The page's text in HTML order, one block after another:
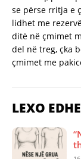
se përse rritja e
lidhet me
ditë në çmimet
del në treg, çka
çmimet me
LEXO EDHE